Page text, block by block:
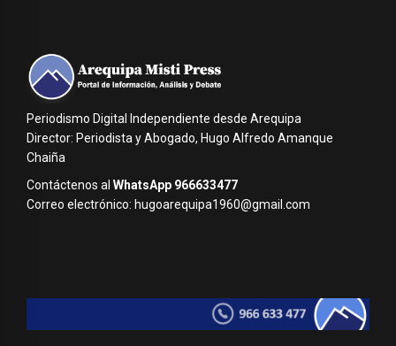
Periodismo Digital Independiente desde Arequipa
Director: Periodista y Abogado, Hugo Alfredo Amanque
Chaiña
Contáctenos al WhatsApp 966633477
Correo electrónico: hugoarequipa1960@gmail.com